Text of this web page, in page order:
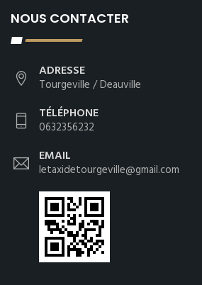
NOUS CONTACTER
ADRESSE
Tourgeville / Deauville
TÉLÉPHONE
0632356232
EMAIL
letaxidetourgeville@gmail.com